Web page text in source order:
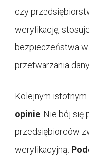
czy
weryfikację,
bezpieczeństwa
przetwarzania
Kolejnym istotnym
opinie. Nie bój się
przedsiębiorców
weryfikacyjną.